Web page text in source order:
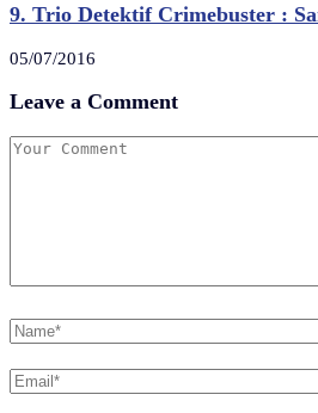
9. Trio Detektif Crimebuster :
05/07/2016
Leave a Comment